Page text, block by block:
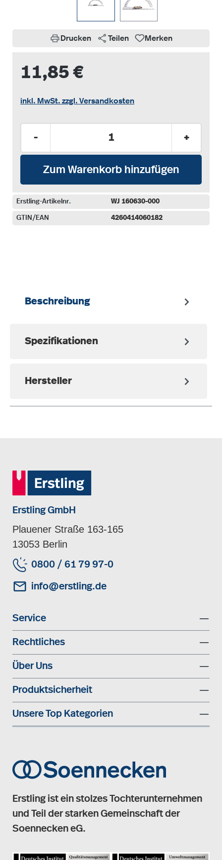
Drucken Teilen Merken
11,85 €
inkl. MwSt. zzgl. Versandkosten
- +
Zum Warenkorb hinzufügen
Erstling-Artikelnr. WJ 160630-000
GTIN/EAN 4260414060182
Beschreibung
Spezifikationen
Hersteller
Erstling GmbH
Plauener Straße 163-165
13053 Berlin
0800 / 61 79 97-0
info@erstling.de
Service
Rechtliches
Über Uns
Produktsicherheit
Unsere Top Kategorien
Erstling ist ein stolzes Tochterunternehmen
und Teil der starken Gemeinschaft der
Soennecken eG.